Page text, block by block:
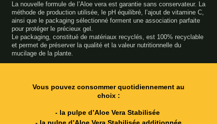
La nouvelle formule de l’Aloe vera est garantie sans conservateur. La
méthode de production utilisée, le pH équilibré, l’ajout de vitamine C,
ainsi que le packaging sélectionné forment une association parfaite
pour protéger le précieux gel.
Le packaging, constitué de matériaux recyclés, est 100% recyclable
et permet de préserver la qualité et la valeur nutritionnelle du
mucilage de la plante.
Vous pouvez consommer quotidiennement au
choix :
- la pulpe d’Aloe Vera Stabilisée